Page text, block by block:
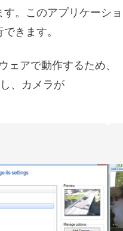
。このアプリケーショ
きます。
ェアで動作するため、
、カメラが